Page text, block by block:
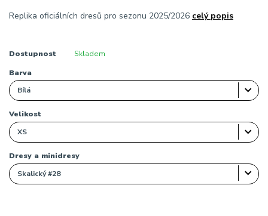
Replika oficiálních dresů pro sezonu 2025/2026 celý popis
Dostupnost Skladem
Barva
Velikost
Dresy a minidresy